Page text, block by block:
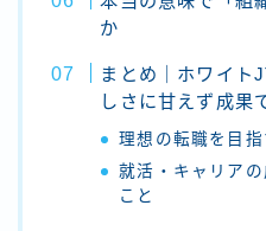
か
まとめ｜ホワイト
しさに甘えず成果
理想の転職を目指
就活・キャリア
こと